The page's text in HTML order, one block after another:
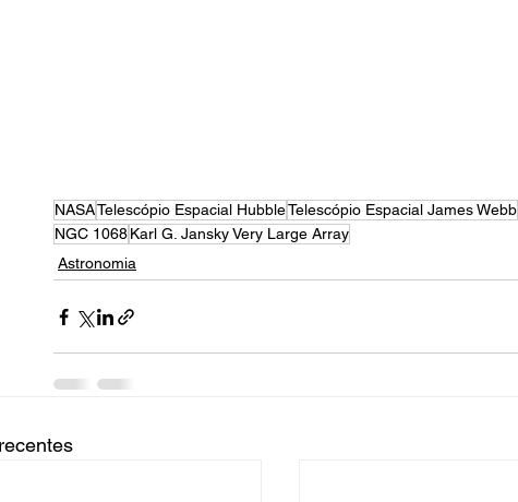
NASATelescópio Espacial HubbleTelescópio Espacial James Webb
NGC 1068Karl G. Jansky Very Large Array
Astronomia